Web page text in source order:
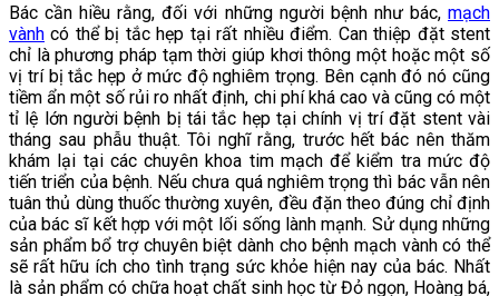
Bác cần hiều rằng, đối với những người bệnh như bác, mạch
vành có thể bị tắc hẹp tại rất nhiều điểm. Can thiệp đặt stent
chỉ là phương pháp tạm thời giúp khơi thông một hoặc một số
vị trí bị tắc hẹp ở mức độ nghiêm trọng. Bên cạnh đó nó cũng
tiềm ẩn một số rủi ro nhất định, chi phí khá cao và cũng có một
tỉ lệ lớn người bệnh bị tái tắc hẹp tại chính vị trí đặt stent vài
tháng sau phẫu thuật. Tôi nghĩ rằng, trước hết bác nên thăm
khám lại tại các chuyên khoa tim mạch để kiểm tra mức độ
tiến triển của bệnh. Nếu chưa quá nghiêm trọng thì bác vẫn nên
tuân thủ dùng thuốc thường xuyên, đều đặn theo đúng chỉ định
của bác sĩ kết hợp với một lối sống lành mạnh. Sử dụng những
sản phẩm bổ trợ chuyên biệt dành cho bệnh mạch vành có thể
sẽ rất hữu ích cho tình trạng sức khỏe hiện nay của bác. Nhất
là sản phẩm có chữa hoạt chất sinh học từ Đỏ ngọn, Hoàng bá,